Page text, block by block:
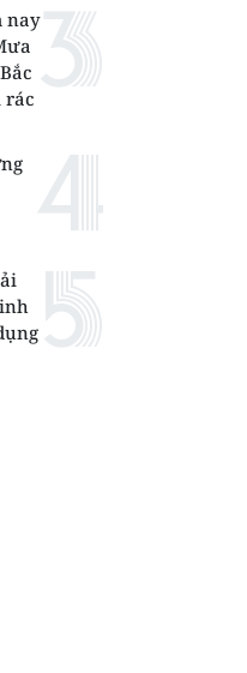
nay
rác